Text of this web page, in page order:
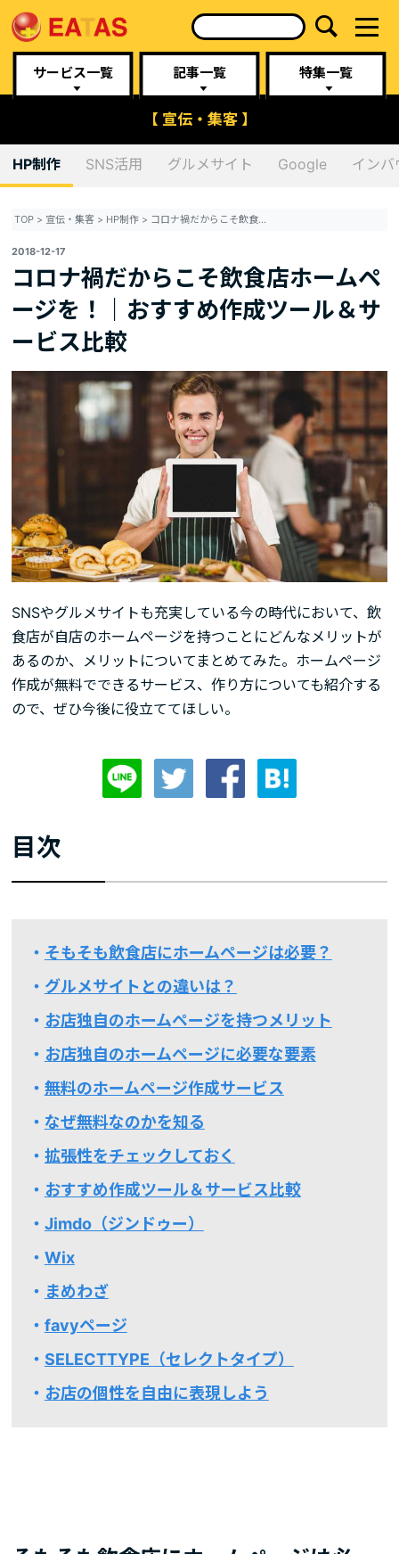
サービス一覧 記事一覧 特集一覧
【 宣伝・集客 】
HP制作 SNS活用 グルメサイト Google インバ
TOP > 宣伝・集客 > HP制作 > コロナ禍だからこそ飲食店ホームページを！｜おすすめ作成ツール＆サービス比較
2018-12-17
コロナ禍だからこそ飲食店ホームペ
ージを！｜おすすめ作成ツール＆サ
ービス比較
SNSやグルメサイトも充実している今の時代において、飲
食店が自店のホームページを持つことにどんなメリットが
あるのか、メリットについてまとめてみた。ホームページ
作成が無料でできるサービス、作り方についても紹介する
ので、ぜひ今後に役立ててほしい。
目次
そもそも飲食店にホームページは必要？
グルメサイトとの違いは？
お店独自のホームページを持つメリット
お店独自のホームページに必要な要素
無料のホームページ作成サービス
なぜ無料なのかを知る
拡張性をチェックしておく
おすすめ作成ツール＆サービス比較
Jimdo（ジンドゥー）
Wix
まめわざ
favyページ
SELECTTYPE（セレクトタイプ）
お店の個性を自由に表現しよう